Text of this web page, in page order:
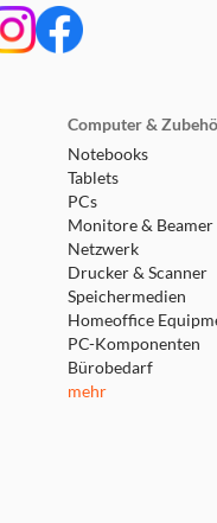
Computer &
Notebooks
Tablets
PCs
Monitore & Beamer
Netzwerk
Drucker & Scanner
Speichermedien
Homeoffice
PC-Komponenten
Bürobedarf
mehr